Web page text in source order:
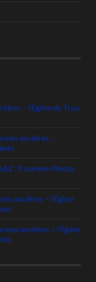
– l’Église du Trou
mes ancêtres –
: P comme Photos
ancêtres – l’Église
mes ancêtres – l’Église